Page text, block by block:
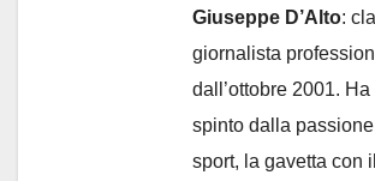
Giuseppe D’Alto:
giornalista
dall’ottobre 2001.
spinto dalla
sport, la gavetta con